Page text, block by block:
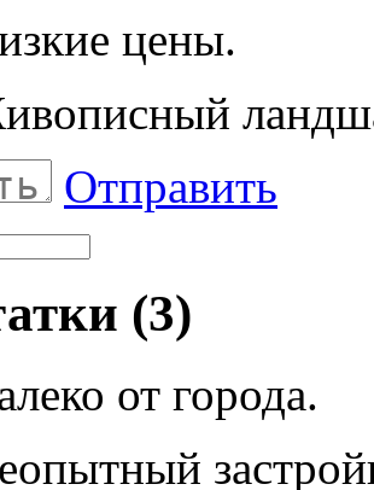
цены.
Отправить
(3)
от города.